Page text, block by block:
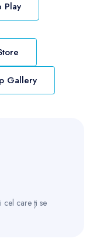
Play
Gallery
cel care ți se